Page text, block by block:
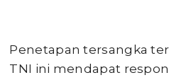
Penetapan tersangka
TNI ini mendapat